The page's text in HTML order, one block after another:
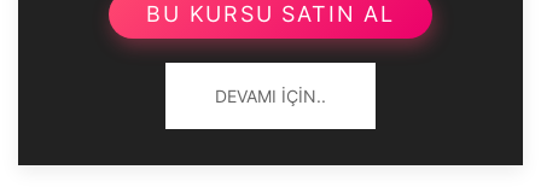
BU KURSU SATIN AL
DEVAMI İÇIN..